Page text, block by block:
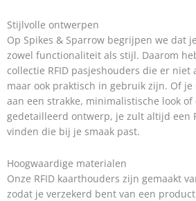
Stijlvolle ontwerpen
Op Spikes & Sparrow begrijpen we dat
zowel functionaliteit als stijl. Daarom
collectie RFID pasjeshouders die er
maar ook praktisch in gebruik zijn. Of
aan een strakke, minimalistische look of
gedetailleerd ontwerp, je zult altijd een
vinden die bij je smaak past.
Hoogwaardige materialen
Onze RFID kaarthouders zijn gemaakt
zodat je verzekerd bent van een